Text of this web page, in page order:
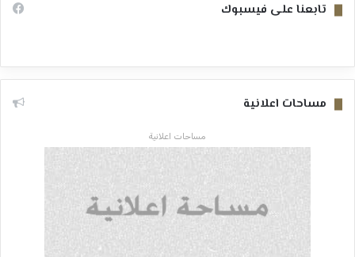
تابعنا على فيسبوك
مساحات اعلانية
مساحات اعلانية